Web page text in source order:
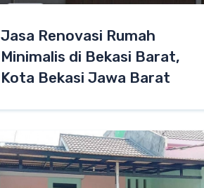
Jasa Renovasi Rumah
Minimalis di Bekasi Barat,
Kota Bekasi Jawa Barat